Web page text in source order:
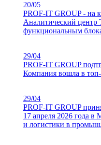
20/05
PROF-IT GROUP - на
Аналитический центр
функциональным
29/04
PROF-IT GROUP
Компания вошла в
29/04
PROF-IT GROUP
17 апреля 2026 года
и логистики в